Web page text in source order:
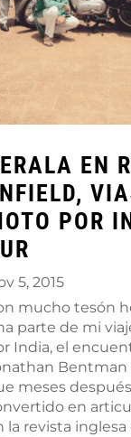
EN
POR
5, 2015
mucho tesón
parte de mi
India, el
Bentman
meses
en
la revista